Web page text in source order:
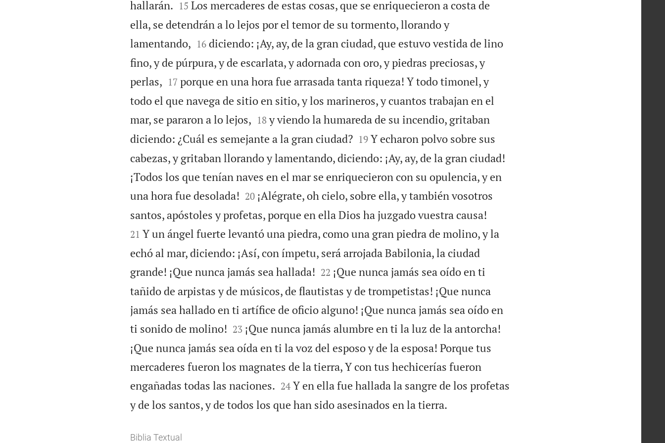
hallarán.
15 Los mercaderes de estas cosas, que se enriquecieron a costa de
ella, se detendrán a lo lejos por el temor de su tormento, llorando y
lamentando,
16 diciendo: ¡Ay, ay, de la gran ciudad, que estuvo vestida de lino
fino, y de púrpura, y de escarlata, y adornada con oro, y piedras preciosas, y
perlas,
17 porque en una hora fue arrasada tanta riqueza! Y todo timonel, y
todo el que navega de sitio en sitio, y los marineros, y cuantos trabajan en el
mar, se pararon a lo lejos,
18 y viendo la humareda de su incendio, gritaban
diciendo: ¿Cuál es semejante a la gran ciudad?
19 Y echaron polvo sobre sus
cabezas, y gritaban llorando y lamentando, diciendo: ¡Ay, ay, de la gran ciudad!
¡Todos los que tenían naves en el mar se enriquecieron con su opulencia, y en
una hora fue desolada!
20 ¡Alégrate, oh cielo, sobre ella, y también vosotros
santos, apóstoles y profetas, porque en ella Dios ha juzgado vuestra causa!
21 Y un ángel fuerte levantó una piedra, como una gran piedra de molino, y la
echó al mar, diciendo: ¡Así, con ímpetu, será arrojada Babilonia, la ciudad
grande! ¡Que nunca jamás sea hallada!
22 ¡Que nunca jamás sea oído en ti
tañido de arpistas y de músicos, de flautistas y de trompetistas! ¡Que nunca
jamás sea hallado en ti artífice de oficio alguno! ¡Que nunca jamás sea oído en
ti sonido de molino!
23 ¡Que nunca jamás alumbre en ti la luz de la antorcha!
¡Que nunca jamás sea oída en ti la voz del esposo y de la esposa! Porque tus
mercaderes fueron los magnates de la tierra, Y con tus hechicerías fueron
engañadas todas las naciones.
24 Y en ella fue hallada la sangre de los profetas
y de los santos, y de todos los que han sido asesinados en la tierra.
Biblia Textual